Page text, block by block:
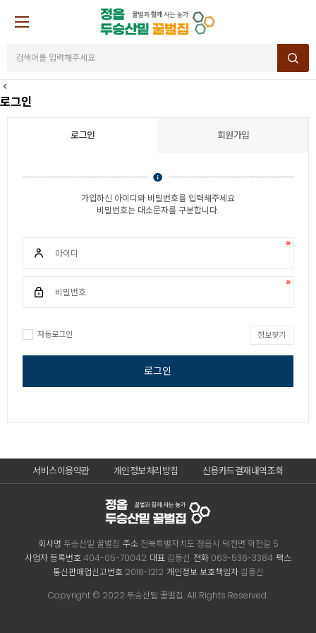
로그인
로그인 회원가입
가입하신 아이디와 비밀번호를 입력해주세요
비밀번호는 대소문자를 구분합니다.
자동로그인 정보찾기
로그인
서비스이용약관 개인정보처리방침 신용카드결재내역조회
회사명 두승산밑 꿀벌집 주소전북특별자치도 정읍시 덕천면 학전길 5
사업자 등록번호404-05-70042 대표 김동신 전화 063-536-3384 팩스
통신판매업신고번호2018-1212 개인정보 보호책임자김동신
Copyright © 2022 두승산밑 꿀벌집. All Rights Reserved.